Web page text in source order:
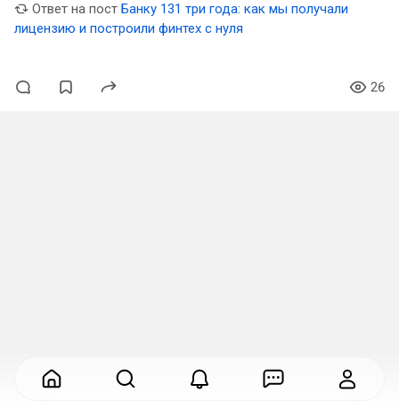
Ответ на пост Банку 131 три года: как мы получали
лицензию и построили финтех с нуля
26